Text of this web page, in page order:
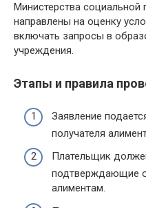
Министерства социальной
направлены на оценку
включать запросы в
учреждения.
Этапы и правила
Заявление
получателя
Плательщик
подтверждающие
алиментам.